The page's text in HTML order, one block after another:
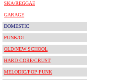
SKA/REGGAE
GARAGE
DOMESTIC
PUNK/OI
OLD/NEW SCHOOL
HARD CORE/CRUST
MELODIC/POP PUNK